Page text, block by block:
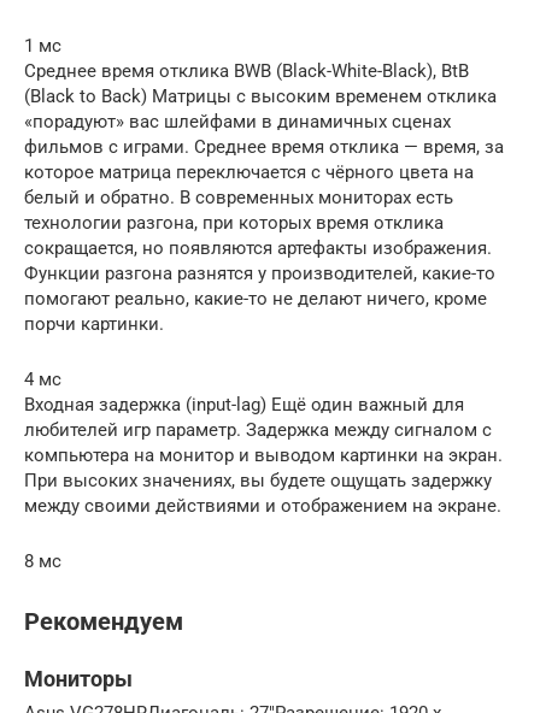
1 мс
Среднее время отклика BWB (Black-White-Black), BtB
(Black to Back) Матрицы с высоким временем отклика
«порадуют» вас шлейфами в динамичных сценах
фильмов с играми. Среднее время отклика — время, за
которое матрица переключается с чёрного цвета на
белый и обратно. В современных мониторах есть
технологии разгона, при которых время отклика
сокращается, но появляются артефакты изображения.
Функции разгона разнятся у производителей, какие-то
помогают реально, какие-то не делают ничего, кроме
порчи картинки.
4 мс
Входная задержка (input-lag) Ещё один важный для
любителей игр параметр. Задержка между сигналом с
компьютера на монитор и выводом картинки на экран.
При высоких значениях, вы будете ощущать задержку
между своими действиями и отображением на экране.
8 мс
Рекомендуем
Мониторы